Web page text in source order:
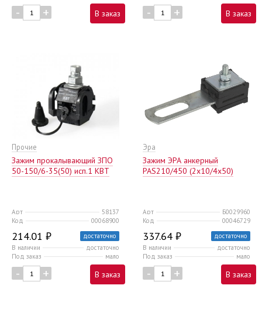
- + В заказ - + В заказ
Прочие
Зажим прокалывающий ЗПО
50-150/6-35(50) исп.1 КВТ
Арт
58137
Код
00068900
214.01 ₽
достаточно
В наличии
достаточно
Под заказ
мало
- + В заказ
Эра
Зажим ЭРА анкерный
PAS210/450 (2х10/4х50)
Арт
Б0029960
Код
00046729
337.64 ₽
достаточно
В наличии
достаточно
Под заказ
мало
- + В заказ